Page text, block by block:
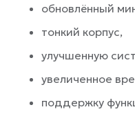
обновлённый
тонкий корпус,
улучшенную
увеличенное
поддержку